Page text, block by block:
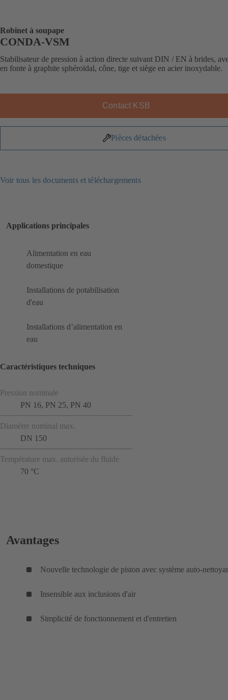
Robinet à soupape
CONDA-VSM
Stabilisateur de pression à action directe suivant DIN / EN à brides,
en fonte à graphite sphéroïdal, cône, tige et siège en acier inoxydable.
Contact KSB
Pièces détachées
Voir tous les documents et téléchargements
Applications principales
Alimentation en eau
domestique
Installations de potabilisation
d'eau
Installations d’alimentation en
eau
Caractéristiques techniques
Pression nominale
PN 16, PN 25, PN 40
Diamètre nominal max.
DN 150
Température max. autorisée du fluide
70 °C
Avantages
Nouvelle technologie de piston avec système auto-
Insensible aux inclusions d'air
Simplicité de fonctionnement et d'entretien